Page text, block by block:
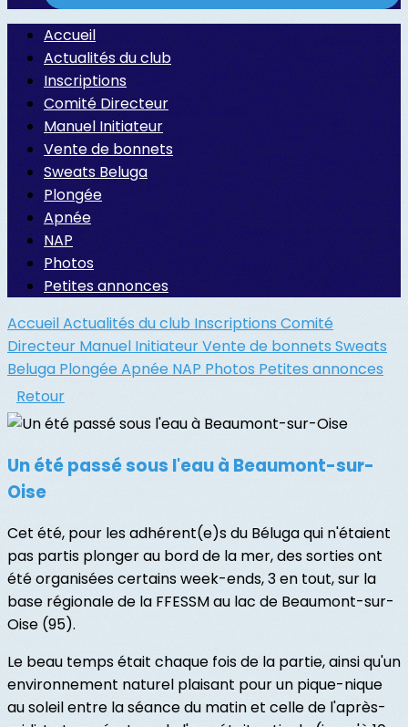
Accueil
Actualités du club
Inscriptions
Comité Directeur
Manuel Initiateur
Vente de bonnets
Sweats Beluga
Plongée
Apnée
NAP
Photos
Petites annonces
AccueilActualités du club Inscriptions Comité
Directeur Manuel InitiateurVente de bonnets Sweats
Beluga Plongée Apnée NAP Photos Petites annonces
Retour
Un été passé sous l'eau à Beaumont-sur-
Oise
Cet été, pour les adhérent(e)s du Béluga qui n'étaient
pas partis plonger au bord de la mer, des sorties ont
été organisées certains week-ends, 3 en tout, sur la
base régionale de la FFESSM au lac de Beaumont-sur-
Oise (95).
Le beau temps était chaque fois de la partie, ainsi qu'un
environnement naturel plaisant pour un pique-nique
au soleil entre la séance du matin et celle de l'après-